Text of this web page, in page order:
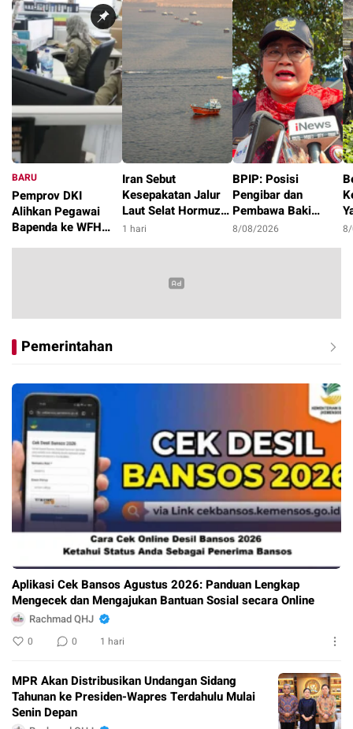
BARU
Pemprov DKI
Alihkan Pegawai
Bapenda ke WFH
20 jam
Iran Sebut
Kesepakatan Jalur
Laut Selat Hormuz
dengan Oman
1 hari
BPIP: Posisi
Pengibar dan
Pembawa Baki
Paskibraka 2026
8/08/2026
Pemerintahan
Aplikasi Cek Bansos Agustus 2026: Panduan Lengkap
Mengecek dan Mengajukan Bantuan Sosial secara Online
Rachmad QHJ
0 0 1 hari
MPR Akan Distribusikan Undangan Sidang
Tahunan ke Presiden-Wapres Terdahulu Mulai
Senin Depan